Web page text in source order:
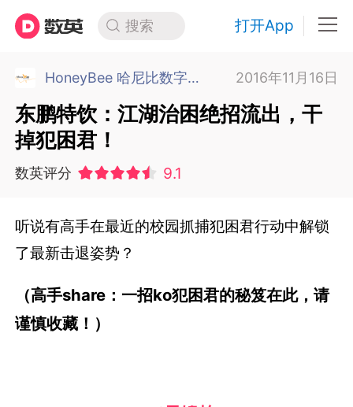
搜索 打开App
HoneyBee 哈尼比数字传播 广州 2016年11月16日
东鹏特饮：江湖治困绝招流出，干
掉犯困君！
数英评分 9.1
听说有高手在最近的校园抓捕犯困君行动中解锁
了最新击退姿势？
（高手share：一招ko犯困君的秘笈在此，请
谨慎收藏！）